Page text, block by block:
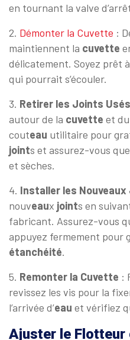
en tournant la valve
2. Démonter la Cuvette :
maintiennent la cuvette
délicatement. Soyez prêt
qui pourrait s’écouler.
3. Retirer les Joints Usés
autour de la cuvette et
couteau utilitaire pour
joints et assurez-vous
et sèches.
4. Installer les
nouveaux joints en
fabricant. Assurez-vous
appuyez fermement pour
étanchéité.
5. Remonter la Cuvette :
revissez les vis pour la
l’arrivée d’eau et vérifiez
Ajuster le Flotteur